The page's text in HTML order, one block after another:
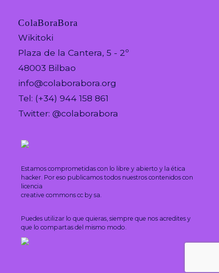
ColaBoraBora
Wikitoki
Plaza de la Cantera, 5 - 2º
48003 Bilbao
info@colaborabora.org
Tel: (+34) 944 158 861
Twitter: @colaborabora
Estamos comprometidas con lo libre y abierto y la ética
hacker. Por eso publicamos todos nuestros contenidos con
licencia
creative commons cc by sa.
Puedes utilizar lo que quieras, siempre que nos acredites y
que lo compartas del mismo modo.